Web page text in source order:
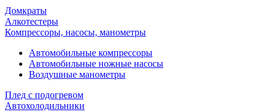
Домкраты
Алкотестеры
Компрессоры, насосы, манометры
Автомобильные компрессоры
Автомобильные ножные насосы
Воздушные манометры
Плед с подогревом
Автохолодильники